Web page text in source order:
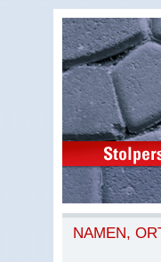
NAMEN,